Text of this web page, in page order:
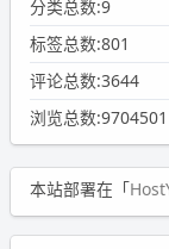
分类总数:9
标签总数:801
评论总数:3644
浏览总数:9704501
本站部署在「